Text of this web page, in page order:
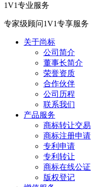
1V1专业服务
专家级顾问1V1专享服务
关于尚标
公司简介
董事长简介
荣誉资质
合作伙伴
公司历程
联系我们
产品服务
商标转让交易
商标注册申请
专利申请
专利转让
商标在线公证
版权登记